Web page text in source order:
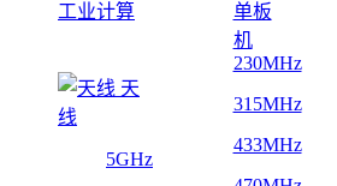
工业计算
单板
机
天
线
5GHz
230MHz
315MHz
433MHz